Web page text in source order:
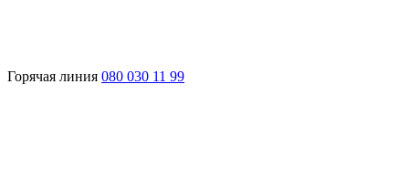
Горячая линия 080 030 11 99